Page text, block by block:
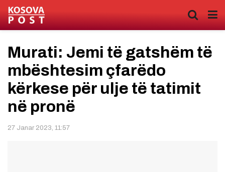
Murati: Jemi të gatshëm të
mbështesim çfarëdo
kërkese për ulje të tatimit
në pronë
27 Janar 2023, 11:57